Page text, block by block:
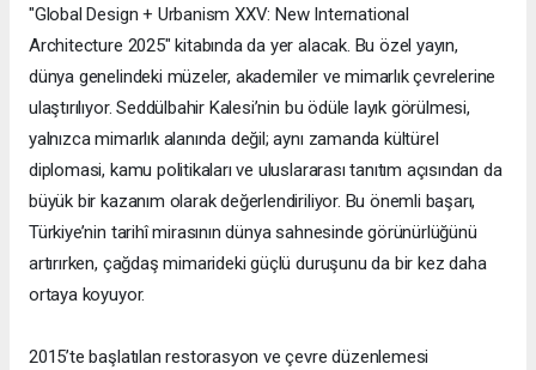
"Global Design + Urbanism XXV: New International
Architecture 2025" kitabında da yer alacak. Bu özel yayın,
dünya genelindeki müzeler, akademiler ve mimarlık çevrelerine
ulaştırılıyor. Seddülbahir Kalesi’nin bu ödüle layık görülmesi,
yalnızca mimarlık alanında değil; aynı zamanda kültürel
diplomasi, kamu politikaları ve uluslararası tanıtım açısından da
büyük bir kazanım olarak değerlendiriliyor. Bu önemli başarı,
Türkiye’nin tarihî mirasının dünya sahnesinde görünürlüğünü
artırırken, çağdaş mimarideki güçlü duruşunu da bir kez daha
ortaya koyuyor.
2015’te başlatılan restorasyon ve çevre düzenlemesi